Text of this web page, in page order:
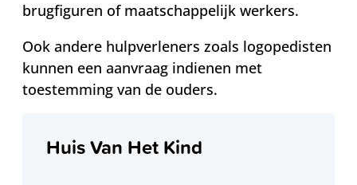
brugfiguren of maatschappelijk werkers.
Ook andere hulpverleners zoals logopedisten
kunnen een aanvraag indienen met
toestemming van de ouders.
Huis Van Het Kind